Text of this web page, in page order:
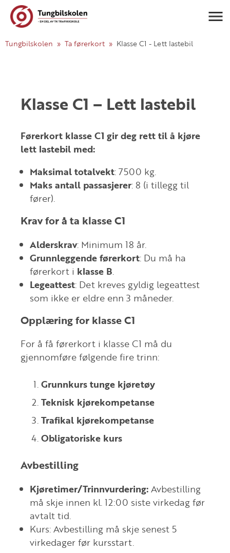
Tungbilskolen Ta førerkort Klasse C1 - Lett lastebil
Klasse C1 – Lett lastebil
Førerkort klasse C1 gir deg rett til å kjøre
lett lastebil med:
Maksimal totalvekt: 7500 kg.
Maks antall passasjerer: 8 (i tillegg til
fører).
Krav for å ta klasse C1
Alderskrav: Minimum 18 år.
Grunnleggende førerkort: Du må ha
førerkort i klasse B.
Legeattest: Det kreves gyldig legeattest
som ikke er eldre enn 3 måneder.
Opplæring for klasse C1
For å få førerkort i klasse C1 må du
gjennomføre følgende fire trinn:
Grunnkurs tunge kjøretøy
Teknisk kjørekompetanse
Trafikal kjørekompetanse
Obligatoriske kurs
Avbestilling
Kjøretimer/Trinnvurdering:Avbestilling
må skje innen kl. 12:00 siste virkedag før
avtalt tid.
Kurs: Avbestilling må skje senest 5
virkedager før kursstart.